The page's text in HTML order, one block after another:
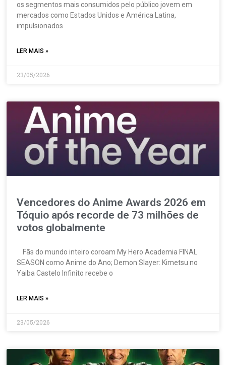
os segmentos mais consumidos pelo público jovem em
mercados como Estados Unidos e América Latina,
impulsionados
LER MAIS »
23/05/2026
Vencedores do Anime Awards 2026 em
Tóquio após recorde de 73 milhões de
votos globalmente
Fãs do mundo inteiro coroam My Hero Academia FINAL
SEASON como Anime do Ano; Demon Slayer: Kimetsu no
Yaiba Castelo Infinito recebe o
LER MAIS »
23/05/2026